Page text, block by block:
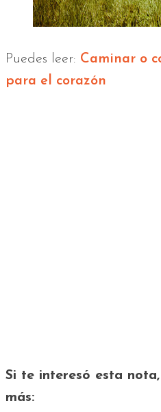
Puedes leer: Caminar o
para el corazón
Si te interesó esta
más: